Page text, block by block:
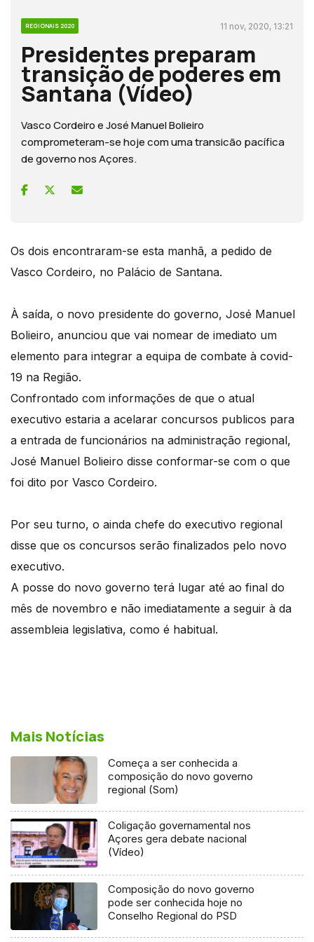
REGIONAIS 2020 11 nov, 2020, 13:21
Presidentes preparam
transição de poderes em
Santana (Vídeo)
Vasco Cordeiro e José Manuel Bolieiro
comprometeram-se hoje com uma transicão pacífica
de governo nos Açores.
Os dois encontraram-se esta manhã, a pedido de
Vasco Cordeiro, no Palácio de Santana.
À saída, o novo presidente do governo, José Manuel
Bolieiro, anunciou que vai nomear de imediato um
elemento para integrar a equipa de combate à covid-
19 na Região.
Confrontado com informações de que o atual
executivo estaria a acelarar concursos publicos para
a entrada de funcionários na administração regional,
José Manuel Bolieiro disse conformar-se com o que
foi dito por Vasco Cordeiro.
Por seu turno, o ainda chefe do executivo regional
disse que os concursos serão finalizados pelo novo
executivo.
A posse do novo governo terá lugar até ao final do
mês de novembro e não imediatamente a seguir à da
assembleia legislativa, como é habitual.
Mais Notícias
Começa a ser conhecida a
composição do novo governo
regional (Som)
Coligação governamental nos
Açores gera debate nacional
(Vídeo)
Composição do novo governo
pode ser conhecida hoje no
Conselho Regional do PSD